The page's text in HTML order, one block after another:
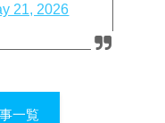
21, 2026
一覧